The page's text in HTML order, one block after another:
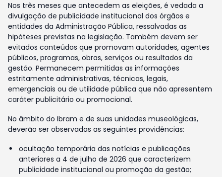
Nos três meses que antecedem as eleições, é vedada a
divulgação de publicidade institucional dos órgãos e
entidades da Administração Pública, ressalvadas as
hipóteses previstas na legislação. Também devem ser
evitados conteúdos que promovam autoridades, agentes
públicos, programas, obras, serviços ou resultados da
gestão. Permanecem permitidas as informações
estritamente administrativas, técnicas, legais,
emergenciais ou de utilidade pública que não apresentem
caráter publicitário ou promocional.
No âmbito do Ibram e de suas unidades museológicas,
deverão ser observadas as seguintes providências:
ocultação temporária das notícias e publicações
anteriores a 4 de julho de 2026 que caracterizem
publicidade institucional ou promoção da gestão;